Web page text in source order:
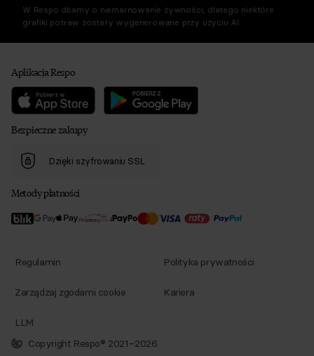
W Respo dbamy o niemarnowanie żywności, dlatego niektóre
grafiki potraw zostały wygenerowane przy użyciu AI.
Aplikacja Respo
Bezpieczne zakupy
Dzięki szyfrowaniu SSL
Metody płatności
Copyright Respo® 2021–2026
Regulamin Polityka prywatności
Zarządzaj zgodami cookie Kariera
LLM